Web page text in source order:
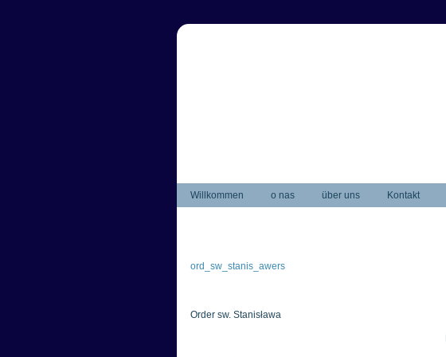
Willkommen o nas über uns Kontakt
ord_sw_stanis_awers
Order sw. Stanisława